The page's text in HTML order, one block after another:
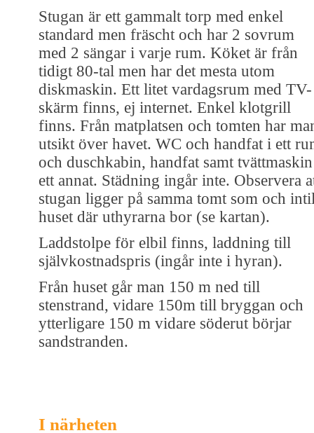
Stugan är ett gammalt torp med enkel
standard men fräscht och har 2 sovrum
med 2 sängar i varje rum. Köket är från
tidigt 80-tal men har det mesta utom
diskmaskin. Ett litet vardagsrum med TV-
skärm finns, ej internet. Enkel klotgrill
finns. Från matplatsen och tomten har
utsikt över havet. WC och handfat i ett
och duschkabin, handfat samt
ett annat. Städning ingår inte. Observera
stugan ligger på samma tomt som och
huset där uthyrarna bor (se kartan).
Laddstolpe för elbil finns, laddning till
självkostnadspris (ingår inte i hyran).
Från huset går man 150 m ned till
stenstrand, vidare 150m till bryggan och
ytterligare 150 m vidare söderut börjar
sandstranden.
I närheten